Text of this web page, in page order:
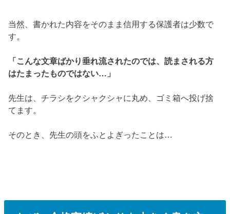
当然、書かれた内容をそのまま信用する保護者は少数で
す。
「こんな文章ばかり垂れ流されたのでは、読まされる方
はたまったものではない…」
先生は、チラシをクシャクシャに丸め、ゴミ箱へ投げ捨
てます。
そのとき、先生の頭をふとよぎったことは…